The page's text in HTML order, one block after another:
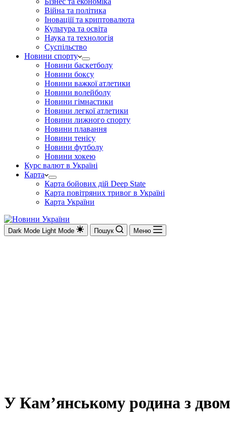
Війна та політика
Іноваціії та криптовалюта
Культура та освіта
Наука та технологія
Суспільство
Новини спорту
Новини баскетболу
Новини боксу
Новини важкої атлетики
Новини волейболу
Новини гімнастики
Новини легкої атлетики
Новини лижного спорту
Новини плавання
Новини тенісу
Новини футболу
Новини хокею
Курс валют в Україні
Карта
Карта бойових дій Deep State
Карта повітряних тривог в Україні
Карта України
Dark Mode Light Mode Пошук Меню
У Кам’янському родина з